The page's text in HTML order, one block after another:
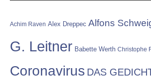
Achim Raven Alex Dreppec Alfons
G. Leitner Babette Werth Christophe
Coronavirus DAS